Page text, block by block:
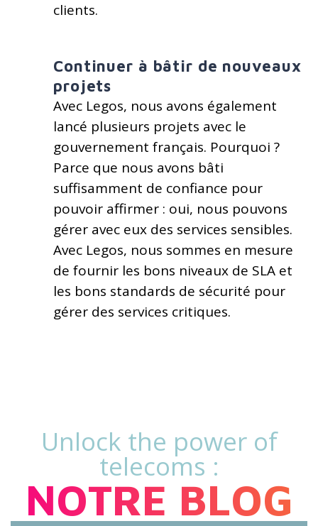
clients.
Continuer à bâtir de nouveaux
projets
Avec Legos, nous avons également
lancé plusieurs projets avec le
gouvernement français. Pourquoi ?
Parce que nous avons bâti
suffisamment de confiance pour
pouvoir affirmer : oui, nous pouvons
gérer avec eux des services sensibles.
Avec Legos, nous sommes en mesure
de fournir les bons niveaux de SLA et
les bons standards de sécurité pour
gérer des services critiques.
Unlock the power of
telecoms :
NOTRE BLOG